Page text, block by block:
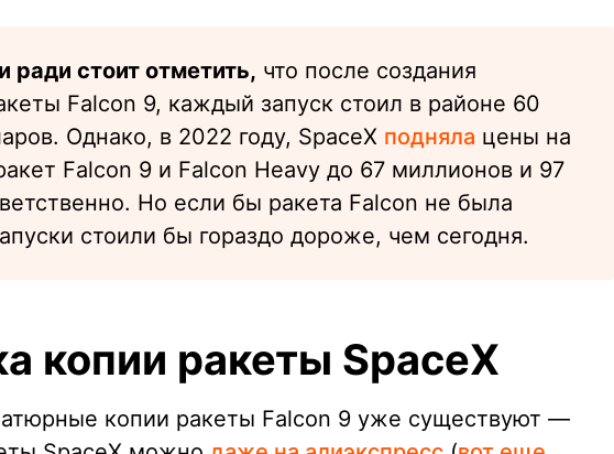
ради стоит отметить, что после создания
Falcon 9, каждый запуск стоил в районе 60
Однако, в 2022 году, SpaceX подняла цены на
Falcon 9 и Falcon Heavy до 67 миллионов и 97
Но если бы ракета Falcon не была
стоили бы гораздо дороже, чем сегодня.
копии ракеты SpaceX
копии ракеты Falcon 9 уже существуют —